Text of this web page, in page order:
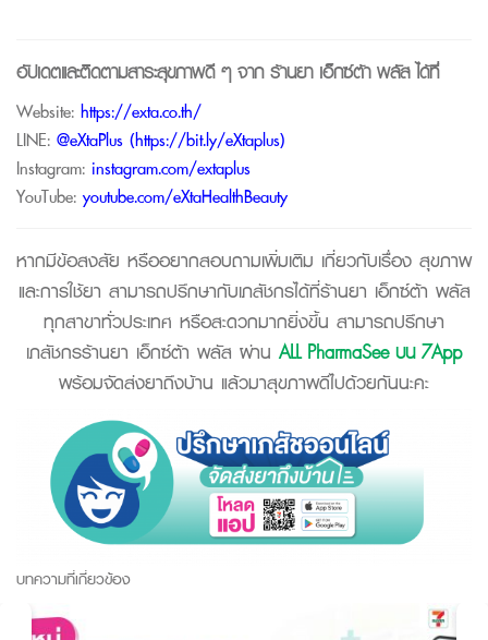
อัปเดตและติดตามสาระสุขภาพดี ๆ จากร้านยา เอ็กซ์ต้า พลัสได้ที่
Website: https://exta.co.th/
LINE: @eXtaPlus (https://bit.ly/eXtaplus)
Instagram: instagram.com/extaplus
YouTube: youtube.com/eXtaHealthBeauty
หากมีข้อสงสัย หรืออยากสอบถามเพิ่มเติม เกี่ยวกับเรื่อง สุขภาพ
และการใช้ยา สามารถปรึกษากับเภสัชกรได้ที่ร้านยา เอ็กซ์ต้า พลัส
ทุกสาขาทั่วประเทศ หรือสะดวกมากยิ่งขึ้น สามารถปรึกษา
เภสัชกรร้านยา เอ็กซ์ต้า พลัส ผ่าน ALL PharmaSee บน 7App
พร้อมจัดส่งยาถึงบ้าน แล้วมาสุขภาพดีไปด้วยกันนะคะ
บทความที่เกี่ยวข้อง